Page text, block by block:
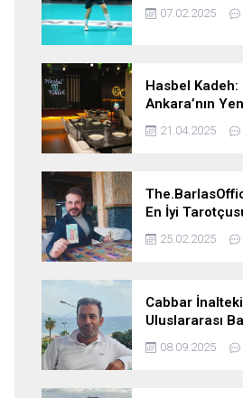
07.02.2025
Hasbel Kadeh:
Ankara’nın
Mekanı –
Pub Keyfi
21.04.2025
En İyi
Ödülüne
25.02.2025
Cabbar
Uluslararası
Hareketi Silifke
Başkanlığı’na
08.09.2025